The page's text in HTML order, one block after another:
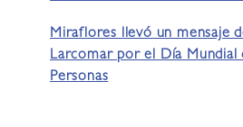
Miraflores llevó un mensaje
Larcomar por el Día Mundial
Personas